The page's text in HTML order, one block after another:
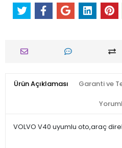
Ürün Açıklaması Garanti ve
VOLVO V40 uyumlu oto,araç